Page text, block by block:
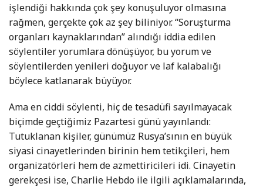
işlendiği hakkında çok şey konuşuluyor olmasına
rağmen, gerçekte çok az şey biliniyor. “Soruşturma
organları kaynaklarından” alındığı iddia edilen
söylentiler yorumlara dönüşüyor, bu yorum ve
söylentilerden yenileri doğuyor ve laf kalabalığı
böylece katlanarak büyüyor.
Ama en ciddi söylenti, hiç de tesadüfi sayılmayacak
biçimde geçtiğimiz Pazartesi günü yayınlandı:
Tutuklanan kişiler, günümüz Rusya’sının en büyük
siyasi cinayetlerinden birinin hem tetikçileri, hem
organizatörleri hem de azmettiricileri idi. Cinayetin
gerekçesi ise, Charlie Hebdo ile ilgili açıklamalarında,